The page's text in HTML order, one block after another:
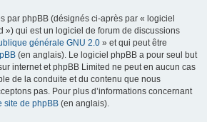
par phpBB (désignés ci-après par « logiciel
») qui est un logiciel de forum de discussions
générale GNU 2.0 » et qui peut être
(en anglais). Le logiciel phpBB a pour seul but
internet et phpBB Limited ne peut en aucun cas
de la conduite et du contenu que nous
pas. Pour plus d’informations concernant
site de phpBB (en anglais).